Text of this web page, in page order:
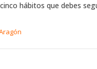
hábitos que debes